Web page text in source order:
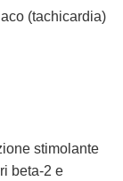
(tachicardia)
stimolante
beta-2 e